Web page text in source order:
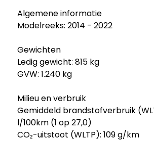
Algemene informatie
Modelreeks: 2014 - 2022
Gewichten
Ledig gewicht: 815 kg
GVW: 1.240 kg
Milieu en verbruik
Gemiddeld brandstofverbruik
l/100km (1 op 27,0)
CO₂-uitstoot (WLTP): 109 g/km